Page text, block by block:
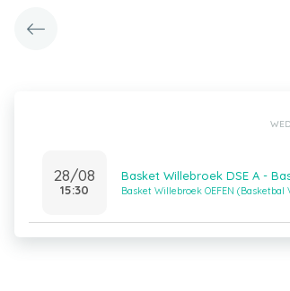
28/08
15:30
Basket Willebroek DSE A -
Basket Willebroek OEFEN (Basketbal